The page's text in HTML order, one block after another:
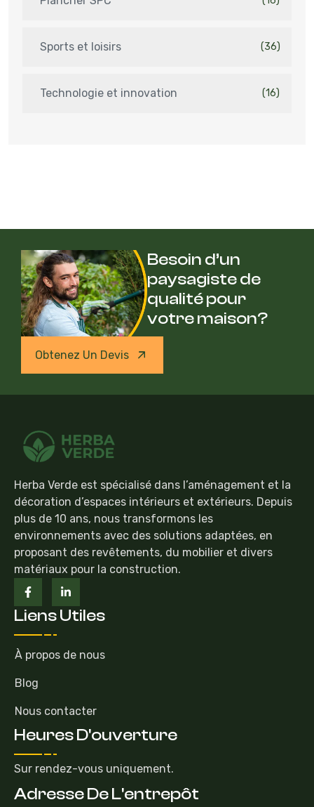
Sports et loisirs (36)
Technologie et innovation (16)
Besoin d’un
paysagiste de
qualité pour
votre maison?
Obtenez Un Devis
Herba Verde est spécialisé dans l’aménagement et la
décoration d’espaces intérieurs et extérieurs. Depuis
plus de 10 ans, nous transformons les
environnements avec des solutions adaptées, en
proposant des revêtements, du mobilier et divers
matériaux pour la construction.
Liens Utiles
À propos de nous
Blog
Nous contacter
Heures D'ouverture
Sur rendez-vous uniquement.
Adresse De L'entrepôt